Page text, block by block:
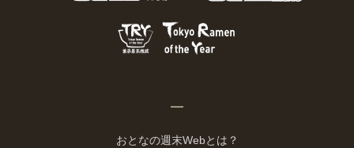
おとなの週末Webとは？